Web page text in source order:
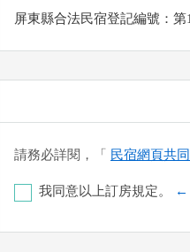
屏東縣合法民宿登記編號：第
請務必詳閱，「 民宿網頁共
我同意以上訂房規定。 ←